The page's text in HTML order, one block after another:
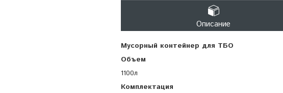
Описание
Мусорный контейнер для ТБО
Объем
1100л
Комплектация